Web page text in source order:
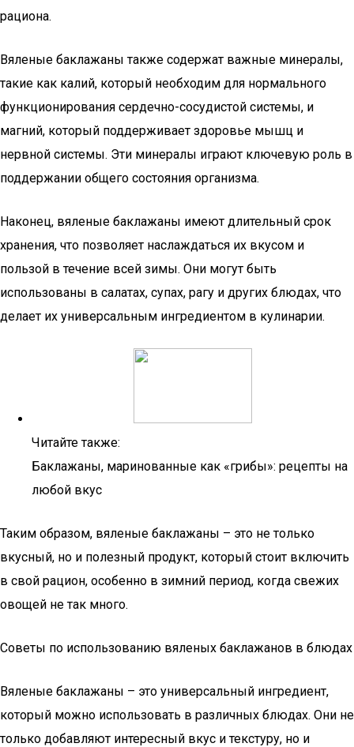
рациона.
Вяленые баклажаны также содержат важные минералы,
такие как калий, который необходим для нормального
функционирования сердечно-сосудистой системы, и
магний, который поддерживает здоровье мышц и
нервной системы. Эти минералы играют ключевую роль в
поддержании общего состояния организма.
Наконец, вяленые баклажаны имеют длительный срок
хранения, что позволяет наслаждаться их вкусом и
пользой в течение всей зимы. Они могут быть
использованы в салатах, супах, рагу и других блюдах, что
делает их универсальным ингредиентом в кулинарии.
Читайте также:
Баклажаны, маринованные как «грибы»: рецепты на
любой вкус
Таким образом, вяленые баклажаны – это не только
вкусный, но и полезный продукт, который стоит включить
в свой рацион, особенно в зимний период, когда свежих
овощей не так много.
Советы по использованию вяленых баклажанов в блюдах
Вяленые баклажаны – это универсальный ингредиент,
который можно использовать в различных блюдах. Они не
только добавляют интересный вкус и текстуру, но и